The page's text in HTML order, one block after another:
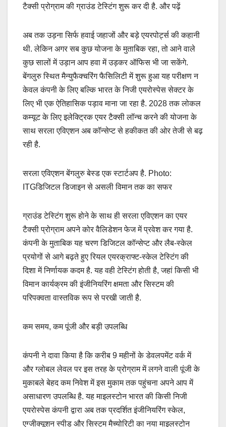
टैक्सी प्रोग्राम की ग्राउंड टेस्टिंग शुरू कर दी है. और पढ़ें
अब तक उड़ना सिर्फ हवाई जहाजों और बड़े एयरपोर्ट्स की कहानी
थी. लेकिन अगर सब कुछ योजना के मुताबिक रहा, तो आने वाले
कुछ सालों में उड़ान आप हवा में उड़कर ऑफिस भी जा सकेंगे.
बेंगलुरु स्थित मैन्युफैक्चरिंग फैसिलिटी में शुरू हुआ यह परीक्षण न
केवल कंपनी के लिए बल्कि भारत के निजी एयरोस्पेस सेक्टर के
लिए भी एक ऐतिहासिक पड़ाव माना जा रहा है. 2028 तक लोकल
कम्यूट के लिए इलेक्ट्रिक एयर टैक्सी लॉन्च करने की योजना के
साथ सरला एविएशन अब कॉन्सेप्ट से हकीकत की ओर तेजी से बढ़
रही है.
सरला एविएशन बेंगलुरु बेस्ड एक स्टार्टअप है. Photo:
ITGडिजिटल डिजाइन से असली विमान तक का सफर
ग्राउंड टेस्टिंग शुरू होने के साथ ही सरला एविएशन का एयर
टैक्सी प्रोग्राम अपने कोर वैलिडेशन फेज में प्रवेश कर गया है.
कंपनी के मुताबिक यह चरण डिजिटल कॉन्सेप्ट और लैब-स्केल
प्रयोगों से आगे बढ़ते हुए रियल एयरक्राफ्ट-स्केल टेस्टिंग की
दिशा में निर्णायक कदम है. यह वही टेस्टिंग होती है, जहां किसी भी
विमान कार्यक्रम की इंजीनियरिंग क्षमता और सिस्टम की
परिपक्वता वास्तविक रूप से परखी जाती है.
कम समय, कम पूंजी और बड़ी उपलब्धि
कंपनी ने दावा किया है कि करीब 9 महीनों के डेवलपमेंट वर्क में
और ग्लोबल लेवल पर इस तरह के प्रोग्राम में लगने वाली पूंजी के
मुकाबले बेहद कम निवेश में इस मुकाम तक पहुंचना अपने आप में
असाधारण उपलब्धि है. यह माइलस्टोन भारत की किसी निजी
एयरोस्पेस कंपनी द्वारा अब तक प्रदर्शित इंजीनियरिंग स्केल,
एग्जीक्यूशन स्पीड और सिस्टम मैच्योरिटी का नया माइलस्टोन